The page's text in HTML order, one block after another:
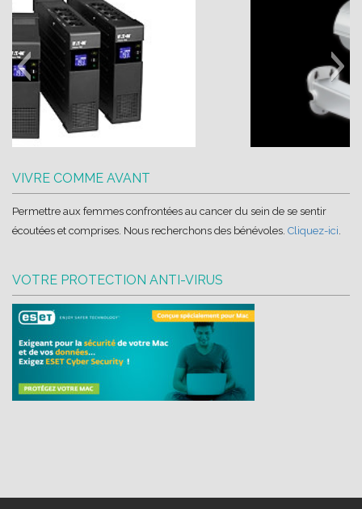
eset-logo-hd
VIVRE COMME AVANT
Permettre aux femmes confrontées au cancer du sein de se sentir
écoutées et comprises. Nous recherchons des bénévoles. Cliquez-ici.
VOTRE PROTECTION ANTI-VIRUS